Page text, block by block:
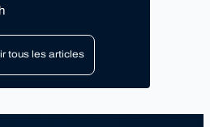
tous les articles